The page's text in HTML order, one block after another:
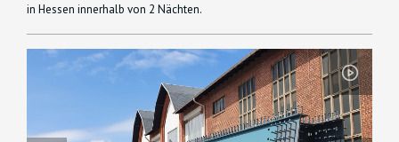
in Hessen innerhalb von 2 Nächten.